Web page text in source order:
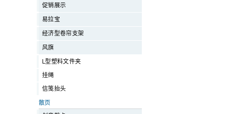
促销展示
易拉宝
经济型卷帘支架
风旗
L型塑料文件夹
挂绳
信笺抬头
散页